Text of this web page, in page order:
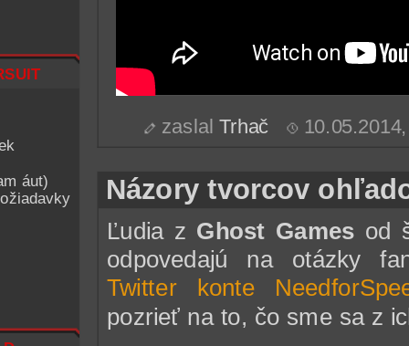
áut)
zaslalTrhač
Názory tvorcov
Ľudia z Ghost Games od
odpovedajú na otázky
Twitter konte
pozrieť na to, čo sme sa z